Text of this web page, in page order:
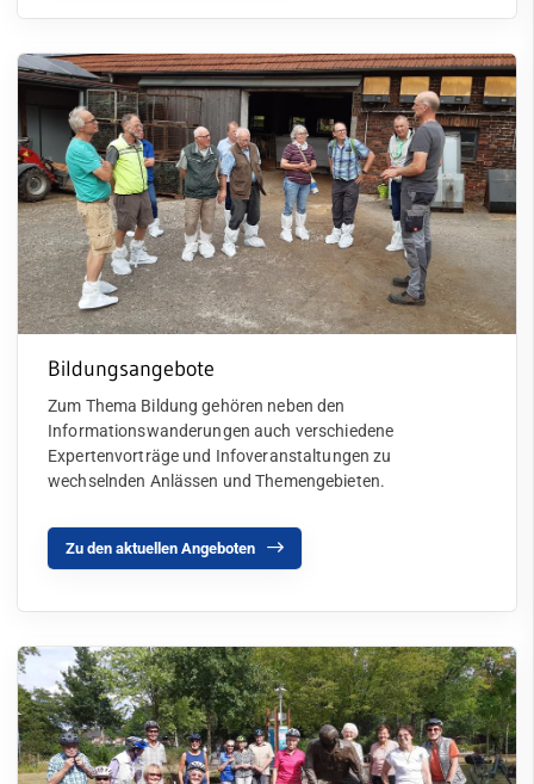
Bildungsangebote
Zum Thema Bildung gehören neben den
Informationswanderungen auch verschiedene
Expertenvorträge und Infoveranstaltungen zu
wechselnden Anlässen und Themengebieten.
Zu den aktuellen Angeboten